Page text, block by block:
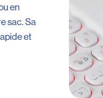
en
sac. Sa
et